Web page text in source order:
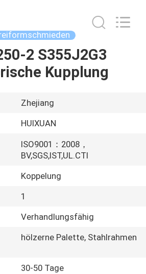
2 S355J2G3
Kupplung
Zhejiang
HUIXUAN
ISO9001：2008，
BV,SGS,IST,UL.CTI
Koppelung
1
Verhandlungsfähig
hölzerne Palette, Stahlrahmen
30-50 Tage